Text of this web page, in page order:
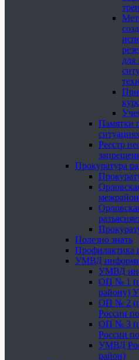
для
Памятки
Реестр
Прокуратура
Полезно знать
Профилактика
УМВД
УМВД
ОП № 1
району)
ОП № 2
России
ОП № 3
России
УМВД
район)